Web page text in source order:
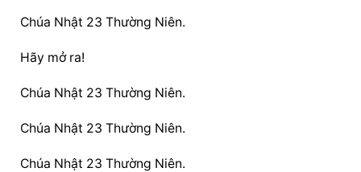
Chúa Nhật 23 Thường Niên.
Hãy mở ra!
Chúa Nhật 23 Thường Niên.
Chúa Nhật 23 Thường Niên.
Chúa Nhật 23 Thường Niên.